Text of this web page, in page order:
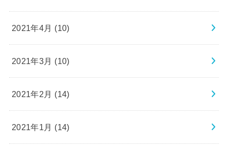
2021年4月 (10)
2021年3月 (10)
2021年2月 (14)
2021年1月 (14)